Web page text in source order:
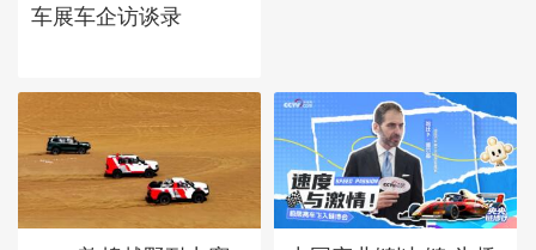
车展车企访谈录